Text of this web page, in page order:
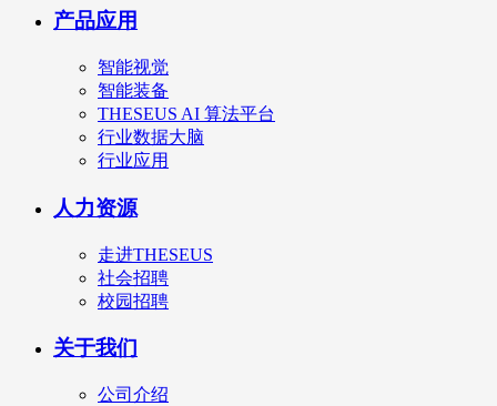
产品应用
智能视觉
智能装备
THESEUS AI 算法平台
行业数据大脑
行业应用
人力资源
走进THESEUS
社会招聘
校园招聘
关于我们
公司介绍